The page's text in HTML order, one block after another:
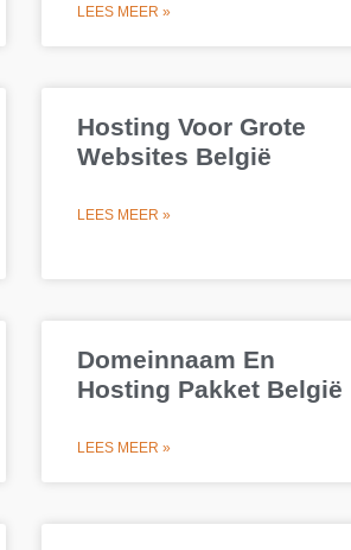
LEES MEER »
Hosting Voor Grote
Websites België
LEES MEER »
Domeinnaam En
Hosting Pakket België
LEES MEER »